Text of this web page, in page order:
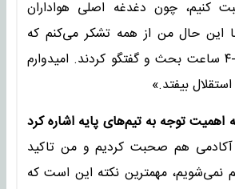
کنیم، چون دغدغه اصلی هواداران
این حال من از همه تشکر می‌کنم که
وقت گذاشتند و ۵-۴ ساعت بحث و گفتگو کردند. امیدوارم
بیفتد.»
اهمیت توجه به تیم‌های پایه اشاره کرد
آکادمی هم صحبت کردیم و من تاکید
نمی‌شویم، مهمترین نکته این است که